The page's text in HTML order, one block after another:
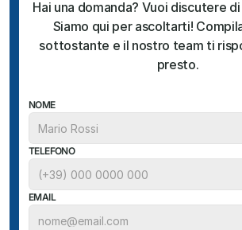
Hai una domanda? Vuoi discutere
Siamo qui per ascoltarti!
sottostante e il nostro team ti
presto.
NOME
TELEFONO
EMAIL